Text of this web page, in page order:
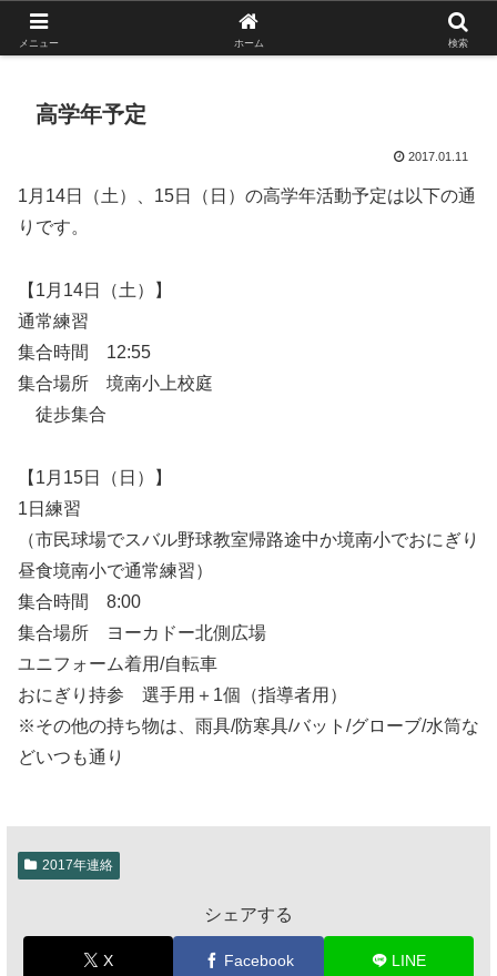
がんばれ！フルスイング！境南ブレーブス！
高学年予定
2017.01.11
1月14日（土）、15日（日）の高学年活動予定は以下の通
りです。
【1月14日（土）】
通常練習
集合時間 12:55
集合場所 境南小上校庭
徒歩集合
【1月15日（日）】
1日練習
（市民球場でスバル野球教室帰路途中か境南小でおにぎり
昼食境南小で通常練習）
集合時間 8:00
集合場所 ヨーカドー北側広場
ユニフォーム着用/自転車
おにぎり持参 選手用＋1個（指導者用）
※その他の持ち物は、雨具/防寒具/バット/グローブ/水筒な
どいつも通り
2017年連絡
シェアする
X Facebook LINE
メニュー ホーム 検索